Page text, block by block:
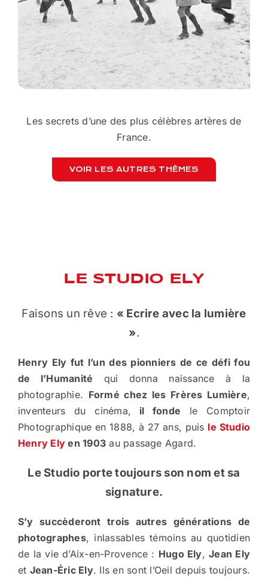
Les secrets d’une des plus célèbres artères de
France.
VOIR LES AUTRES THÈMES
LE STUDIO ELY
Faisons un rêve : « Ecrire avec la lumière
».
Henry Ely fut l’un des pionniers de ce défi fou
de l’Humanité qui donna naissance à la
photographie. Formé chez les Frères Lumière,
inventeurs du cinéma, il fonde le Comptoir
Photographique en 1888, à 27 ans, puis le Studio
Henry Ely en 1903 au passage Agard.
Le Studio porte toujours son nom et sa
signature.
S’y succèderont trois autres générations de
photographes, inlassables témoins au quotidien
de la vie d’Aix-en-Provence : Hugo Ely,Jean Ely
et Jean-Éric Ely. Ils en sont l’Oeil depuis toujours.